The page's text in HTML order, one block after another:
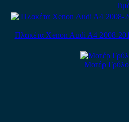
Πλακέτα Xenon Audi A4 2008-
Μοτέρ